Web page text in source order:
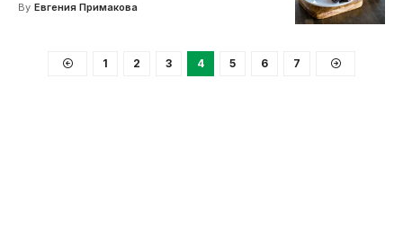
By Евгения Примакова
1 2 3 4 5 6 7